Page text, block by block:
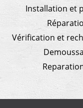
Installation et
Vérification et